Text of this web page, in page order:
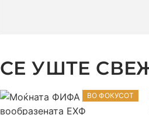
СЕ УШТЕ
ВО ФОКУСОТ